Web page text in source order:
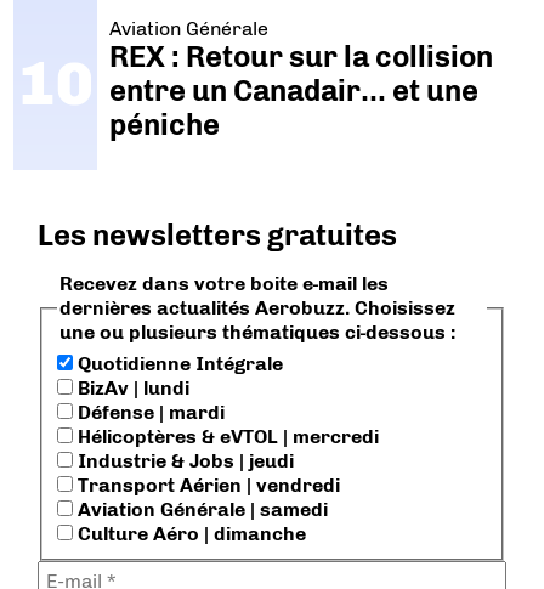
Aviation Générale
REX : Retour sur la collision
entre un Canadair… et une
péniche
Les newsletters gratuites
Recevez dans votre boite e-mail les
dernières actualités Aerobuzz. Choisissez
une ou plusieurs thématiques ci-dessous :
Quotidienne Intégrale
BizAv | lundi
Défense | mardi
Hélicoptères & eVTOL | mercredi
Industrie & Jobs | jeudi
Transport Aérien | vendredi
Aviation Générale | samedi
Culture Aéro | dimanche